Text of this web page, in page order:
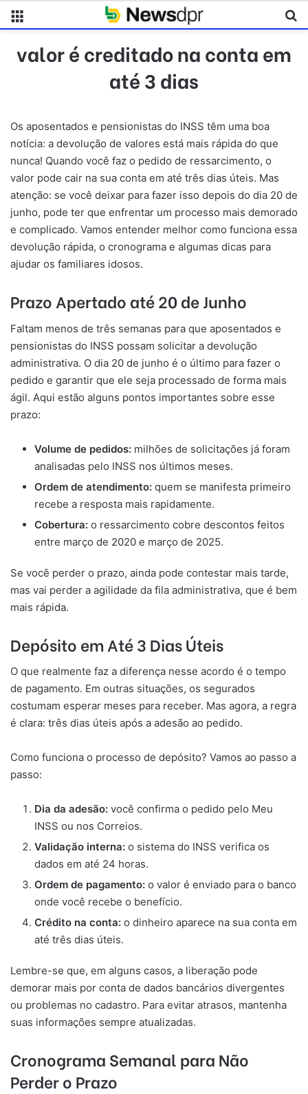
valor é creditado na conta em
até 3 dias
Os aposentados e pensionistas do INSS têm uma boa
notícia: a devolução de valores está mais rápida do que
nunca! Quando você faz o pedido de ressarcimento, o
valor pode cair na sua conta em até três dias úteis. Mas
atenção: se você deixar para fazer isso depois do dia 20 de
junho, pode ter que enfrentar um processo mais demorado
e complicado. Vamos entender melhor como funciona essa
devolução rápida, o cronograma e algumas dicas para
ajudar os familiares idosos.
Prazo Apertado até 20 de Junho
Faltam menos de três semanas para que aposentados e
pensionistas do INSS possam solicitar a devolução
administrativa. O dia 20 de junho é o último para fazer o
pedido e garantir que ele seja processado de forma mais
ágil. Aqui estão alguns pontos importantes sobre esse
prazo:
Volume de pedidos: milhões de solicitações já foram
analisadas pelo INSS nos últimos meses.
Ordem de atendimento: quem se manifesta primeiro
recebe a resposta mais rapidamente.
Cobertura: o ressarcimento cobre descontos feitos
entre março de 2020 e março de 2025.
Se você perder o prazo, ainda pode contestar mais tarde,
mas vai perder a agilidade da fila administrativa, que é bem
mais rápida.
Depósito em Até 3 Dias Úteis
O que realmente faz a diferença nesse acordo é o tempo
de pagamento. Em outras situações, os segurados
costumam esperar meses para receber. Mas agora, a regra
é clara: três dias úteis após a adesão ao pedido.
Como funciona o processo de depósito? Vamos ao passo a
passo:
Dia da adesão: você confirma o pedido pelo Meu
INSS ou nos Correios.
Validação interna: o sistema do INSS verifica os
dados em até 24 horas.
Ordem de pagamento: o valor é enviado para o banco
onde você recebe o benefício.
Crédito na conta: o dinheiro aparece na sua conta em
até três dias úteis.
Lembre-se que, em alguns casos, a liberação pode
demorar mais por conta de dados bancários divergentes
ou problemas no cadastro. Para evitar atrasos, mantenha
suas informações sempre atualizadas.
Cronograma Semanal para Não
Perder o Prazo